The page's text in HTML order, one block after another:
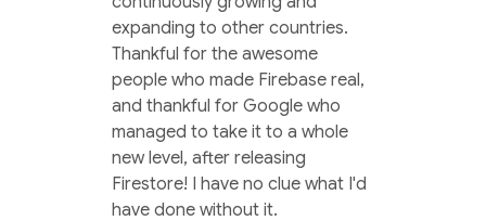
expanding to other countries.
Thankful for the awesome
people who made Firebase real,
and thankful for Google who
managed to take it to a whole
new level, after releasing
Firestore! I have no clue what I'd
have done without it.